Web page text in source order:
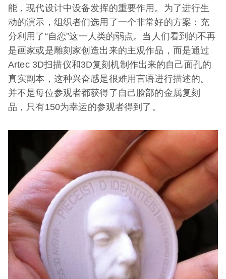
能，现代设计中设备发挥的重要作用。为了进行生
动的演示，组织者们选用了一个非常好的方案：充
分利用了“自恋”这一人类的弱点。当人们看到的不再
是画家或是雕刻家创造出来的主观作品，而是通过
Artec 3D扫描仪和3D复刻机制作出来的自己面孔的
真实副本，这种兴奋感是很难用言语进行描述的。
并不是每位参观者都获得了自己脸部的金属复刻
品，只有150为幸运的参观者得到了。